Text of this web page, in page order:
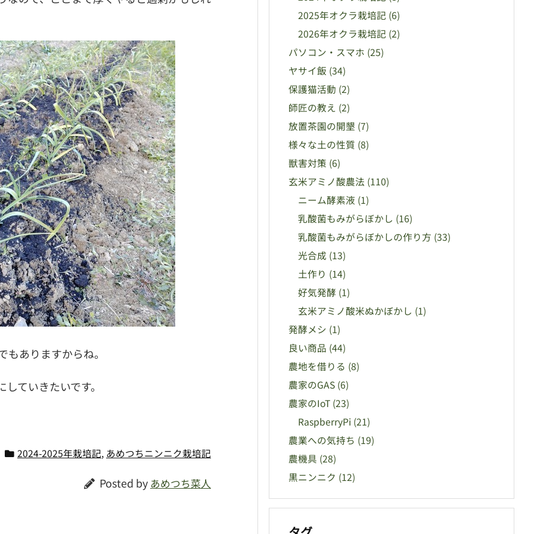
ありますからね。
ていきたいです。
2024-2025年栽培記, あめつちニンニク栽培記
Posted by あめつち菜人
2025年オクラ栽培記 (6)
2026年オクラ栽培記 (2)
パソコン・スマホ (25)
ヤサイ飯 (34)
保護猫活動 (2)
師匠の教え (2)
放置茶園の開墾 (7)
様々な土の性質 (8)
獣害対策 (6)
玄米アミノ酸農法 (110)
ニーム酵素液 (1)
乳酸菌もみがらぼかし (16)
乳酸菌もみがらぼかしの作り方 (33)
光合成 (13)
土作り (14)
好気発酵 (1)
玄米アミノ酸米ぬかぼかし (1)
発酵メシ (1)
良い商品 (44)
農地を借りる (8)
農家のGAS (6)
農家のIoT (23)
RaspberryPi (21)
農業への気持ち (19)
農機具 (28)
黒ニンニク (12)